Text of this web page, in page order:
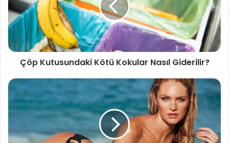
Çöp Kutusundaki Kötü Kokular Nasıl Giderilir?